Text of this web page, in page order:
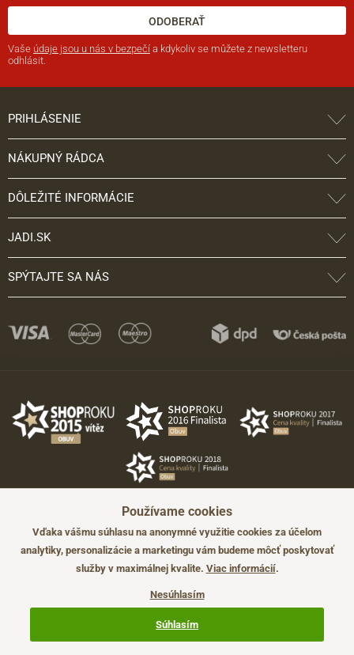
ODOBERAŤ
Vaše údaje jsou u nás v bezpečí a kdykoliv se můžete z newsletteru
odhlásit.
PRIHLÁSENIE
NÁKUPNÝ RÁDCA
DÔLEŽITÉ INFORMÁCIE
JADI.SK
SPÝTAJTE SA NÁS
Údaje majú len informatívny charakter a môžu byť zmenené bez
Používame cookies
Vďaka vášmu súhlasu na anonymné využitie cookies za účelom
analytiky, personalizácie a marketingu vám budeme môcť poskytovať
služby v maximálnej kvalite. Viac informácií.
Nesúhlasím
Súhlasím